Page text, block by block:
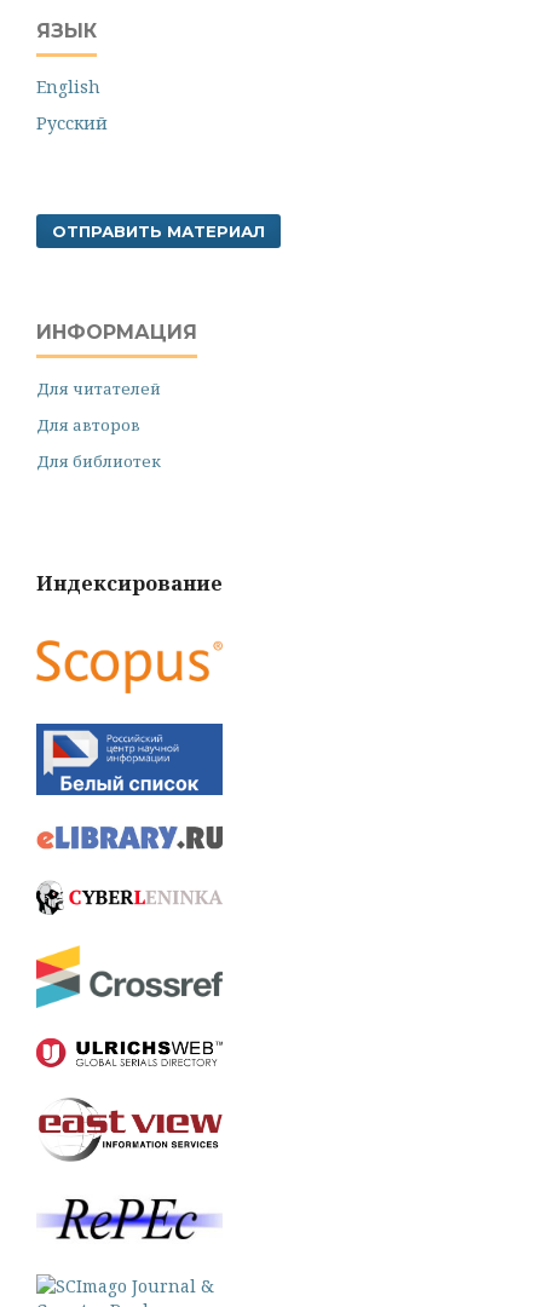
ЯЗЫК
English
Русский
ОТПРАВИТЬ МАТЕРИАЛ
ИНФОРМАЦИЯ
Для читателей
Для авторов
Для библиотек
Индексирование